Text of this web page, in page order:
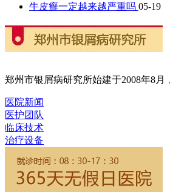
牛皮癣一定越来越严重吗 05-19
郑州市银屑病研究所始建于2008年8月
医院新闻
医护团队
临床技术
治疗设备